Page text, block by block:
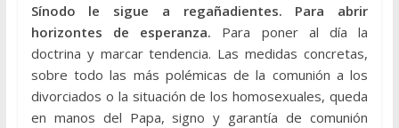
Sínodo le sigue a regañadientes. Para abrir
horizontes de esperanza. Para poner al día la
doctrina y marcar tendencia. Las medidas concretas,
sobre todo las más polémicas de la comunión a los
divorciados o la situación de los homosexuales, queda
en manos del Papa, signo y garantía de comunión